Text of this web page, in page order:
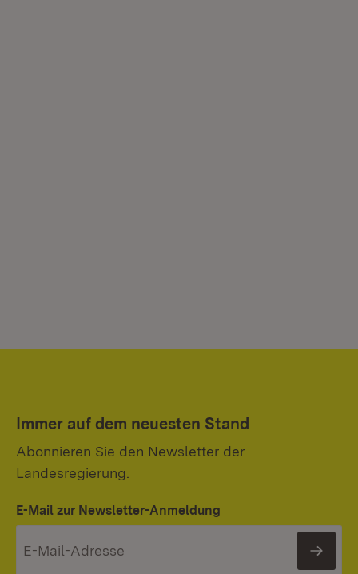
Immer auf dem neuesten Stand
Abonnieren Sie den Newsletter der
Landesregierung.
E-Mail zur Newsletter-Anmeldung